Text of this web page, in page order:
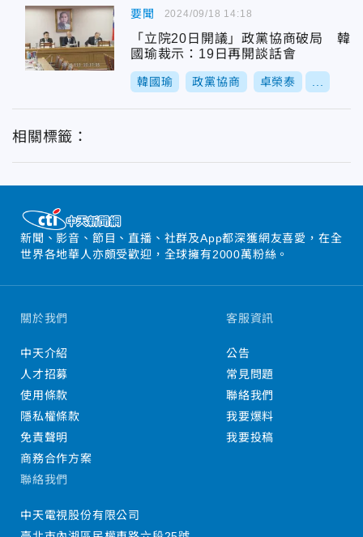
要聞
「立院20日開議」政黨協商破局 韓
國瑜裁示：19日再開談話會
韓國瑜 政黨協商 卓榮泰
2024/09/18 14:18
相關標籤：
新聞、影音、節目、直播、社群及App都深獲網友喜愛，在全
世界各地華人亦頗受歡迎，全球擁有2000萬粉絲。
關於我們
中天介紹
人才招募
使用條款
隱私權條款
免責聲明
商務合作方案
客服資訊
公告
常見問題
聯絡我們
我要爆料
我要投稿
聯絡我們
中天電視股份有限公司